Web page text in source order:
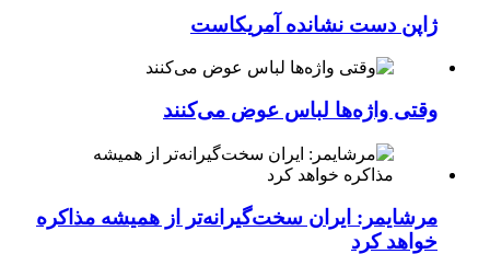
ژاپن دست نشانده آمریکاست
وقتی واژه‌ها لباس عوض می‌کنند
مرشایمر: ایران سخت‌گیرانه‌تر از همیشه مذاکره
خواهد کرد